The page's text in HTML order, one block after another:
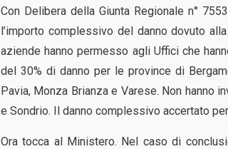
Con Delibera della Giunta Regionale n°
l’importo complessivo del danno dovuto
aziende hanno permesso agli Uffici che
del 30% di danno per le province di
Pavia, Monza Brianza e Varese. Non hanno
e Sondrio. Il danno complessivo accertato
Ora tocca al Ministero. Nel caso di